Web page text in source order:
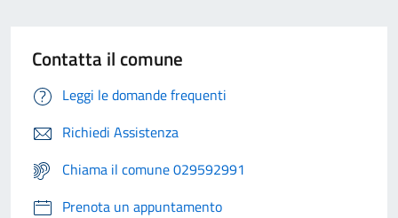
Contatta il comune
Leggi le domande frequenti
Richiedi Assistenza
Chiama il comune 029592991
Prenota un appuntamento